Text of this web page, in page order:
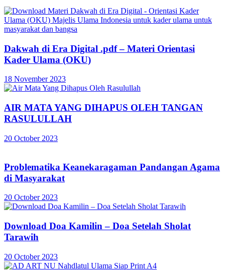
Dakwah di Era Digital .pdf – Materi Orientasi
Kader Ulama (OKU)
18 November 2023
AIR MATA YANG DIHAPUS OLEH TANGAN
RASULULLAH
20 October 2023
Problematika Keanekaragaman Pandangan Agama
di Masyarakat
20 October 2023
Download Doa Kamilin – Doa Setelah Sholat
Tarawih
20 October 2023